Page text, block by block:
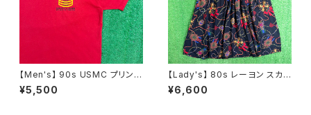
【Men's】 90s USMC プリント
Tシャツ / アメリカ製 USA製 9
0年代 ティーシャツ T-Shirt 古
¥5,500
【Lady's】 80s レーヨン スカ
ーフ柄 スカート / 80年代 古着
レディース 総柄 2266
¥6,600